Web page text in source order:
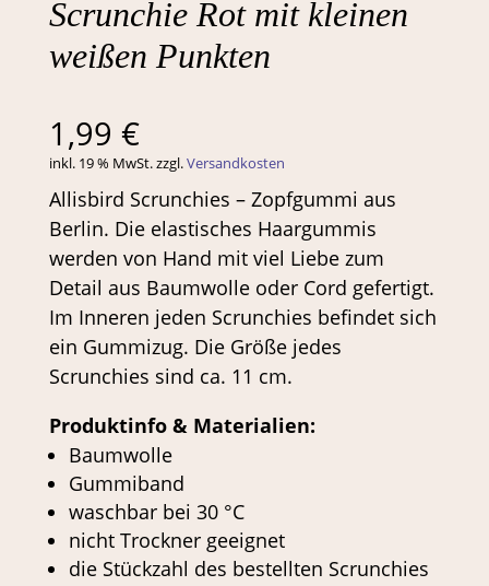
Scrunchie Rot mit kleinen
weißen Punkten
1,99 €
inkl. 19 % MwSt.zzgl.Versandkosten
Allisbird Scrunchies – Zopfgummi aus
Berlin. Die elastisches Haargummis
werden von Hand mit viel Liebe zum
Detail aus Baumwolle oder Cord gefertigt.
Im Inneren jeden Scrunchies befindet sich
ein Gummizug. Die Größe jedes
Scrunchies sind ca. 11 cm.
Produktinfo & Materialien:
Baumwolle
Gummiband
waschbar bei 30 °C
nicht Trockner geeignet
die Stückzahl des bestellten Scrunchies